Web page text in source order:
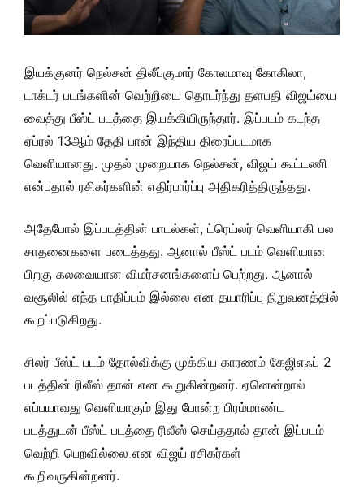
இயக்குனர் நெல்சன் திலீப்குமார் கோலமாவு கோகிலா,
டாக்டர் படங்களின் வெற்றியை தொடர்ந்து தளபதி விஜய்யை
வைத்து பீஸ்ட் படத்தை இயக்கியிருந்தார். இப்படம் கடந்த
ஏப்ரல் 13ஆம் தேதி பான் இந்திய திரைப்படமாக
வெளியானது. முதல் முறையாக நெல்சன், விஜய் கூட்டணி
என்பதால் ரசிகர்களின் எதிர்பார்ப்பு அதிகரித்திருந்தது.
அதேபோல் இப்படத்தின் பாடல்கள், ட்ரெய்லர் வெளியாகி பல
சாதனைகளை படைத்தது. ஆனால் பீஸ்ட் படம் வெளியான
பிறகு கலவையான விமர்சனங்களைப் பெற்றது. ஆனால்
வசூலில் எந்த பாதிப்பும் இல்லை என தயாரிப்பு நிறுவனத்தில்
கூறப்படுகிறது.
சிலர் பீஸ்ட் படம் தோல்விக்கு முக்கிய காரணம் கேஜிஎஃப் 2
படத்தின் ரிலீஸ் தான் என கூறுகின்றனர். ஏனென்றால்
எப்பயாவது வெளியாகும் இது போன்ற பிரம்மாண்ட
படத்துடன் பீஸ்ட் படத்தை ரிலீஸ் செய்ததால் தான் இப்படம்
வெற்றி பெறவில்லை என விஜய் ரசிகர்கள்
கூறிவருகின்றனர்.